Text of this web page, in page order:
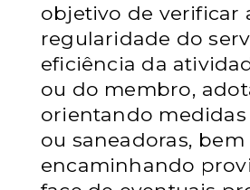
objetivo de verificar
regularidade do
eficiência da
ou do membro,
orientando
ou saneadoras,
encaminhando